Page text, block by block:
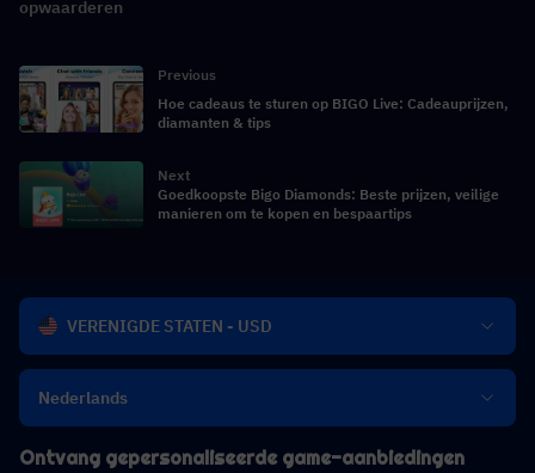
opwaarderen
Previous
Hoe cadeaus te sturen op BIGO Live: Cadeauprijzen,
diamanten & tips
Next
Goedkoopste Bigo Diamonds: Beste prijzen, veilige
manieren om te kopen en bespaartips
VERENIGDE STATEN - USD
Nederlands
Ontvang gepersonaliseerde game-aanbiedingen